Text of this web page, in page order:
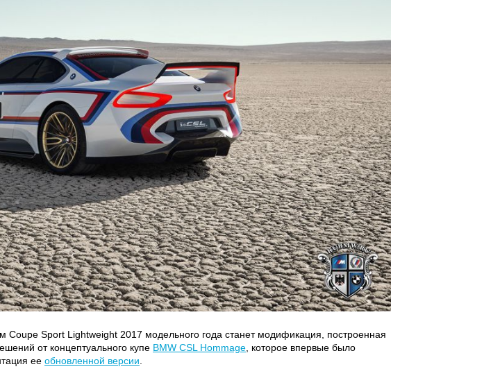
Coupe Sport Lightweight 2017 модельного года станет модификация, построенная
от концептуального купе BMW CSL Hommage , которое впервые было
ее обновленной версии